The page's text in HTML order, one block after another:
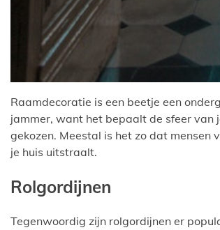
Raamdecoratie is een beetje een
jammer, want het bepaalt de sfeer
gekozen. Meestal is het zo dat
je huis uitstraalt.
Rolgordijnen
Tegenwoordig zijn rolgordijnen er